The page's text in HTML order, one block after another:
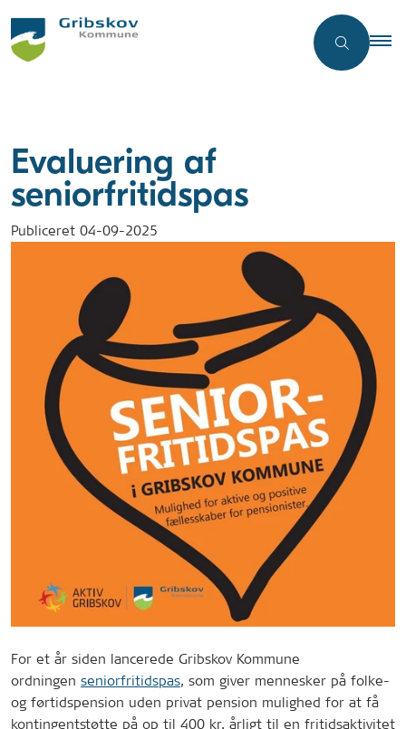
Evaluering af
seniorfritidspas
Publiceret 04-09-2025
For et år siden lancerede Gribskov Kommune
ordningen seniorfritidspas, som giver mennesker på folke-
og førtidspension uden privat pension mulighed for at få
kontingentstøtte på op til 400 kr. årligt til en fritidsaktivitet